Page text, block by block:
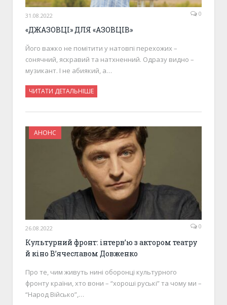
31.08.2022 0
«ДЖАЗОВЦІ» ДЛЯ «АЗОВЦІВ»
Його важко не помітити у натовпі перехожих –
сонячний, яскравий та натхненний. Одразу видно –
музикант. І не абиякий, а…
ЧИТАТИ ДЕТАЛЬНІШЕ
АНОНС
26.08.2022 0
Культурний фронт: інтерв’ю з актором театру
й кіно В’ячеславом Довженко
Про те, чим живуть нині оборонці культурного
фронту країни, хто вони – “хороші руські” та чому ми –
“Народ Військо”,…